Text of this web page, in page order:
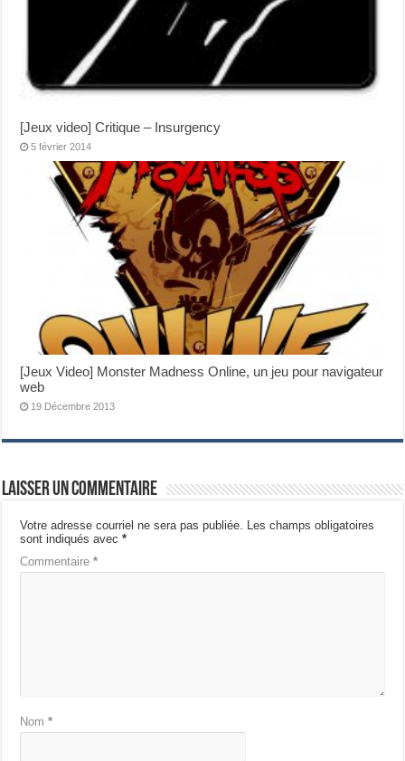
[Jeux video] Critique – Insurgency
5 février 2014
[Jeux Video] Monster Madness Online, un jeu pour navigateur
web
19 Décembre 2013
Laisser un commentaire
Votre adresse courriel ne sera pas publiée. Les champs obligatoires
sont indiqués avec*
Commentaire*
Nom*